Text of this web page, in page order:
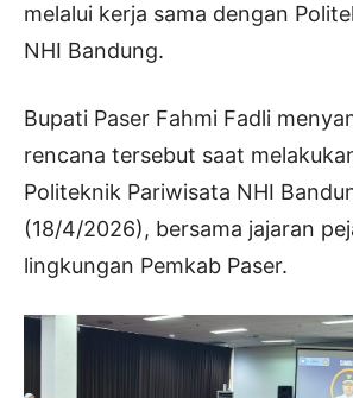
melalui kerja sama dengan
NHI Bandung.
Bupati Paser Fahmi Fadli
rencana tersebut saat
Politeknik Pariwisata NHI
(18/4/2026), bersama jajaran
lingkungan Pemkab Paser.